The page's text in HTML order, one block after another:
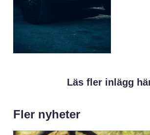
Läs fler inlägg
Fler nyheter